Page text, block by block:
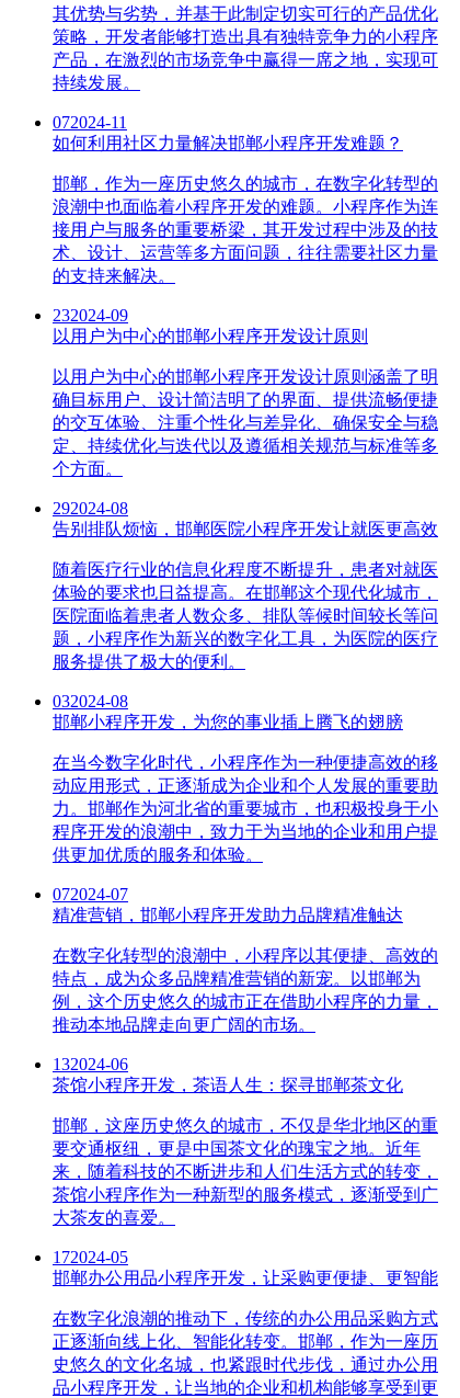
其优势与劣势，并基于此制定切实可行的产品优化
策略，开发者能够打造出具有独特竞争力的小程序
产品，在激烈的市场竞争中赢得一席之地，实现可
持续发展。
072024-11
如何利用社区力量解决邯郸小程序开发难题？
邯郸，作为一座历史悠久的城市，在数字化转型的
浪潮中也面临着小程序开发的难题。小程序作为连
接用户与服务的重要桥梁，其开发过程中涉及的技
术、设计、运营等多方面问题，往往需要社区力量
的支持来解决。
232024-09
以用户为中心的邯郸小程序开发设计原则
以用户为中心的邯郸小程序开发设计原则涵盖了明
确目标用户、设计简洁明了的界面、提供流畅便捷
的交互体验、注重个性化与差异化、确保安全与稳
定、持续优化与迭代以及遵循相关规范与标准等多
个方面。
292024-08
告别排队烦恼，邯郸医院小程序开发让就医更高效
随着医疗行业的信息化程度不断提升，患者对就医
体验的要求也日益提高。在邯郸这个现代化城市，
医院面临着患者人数众多、排队等候时间较长等问
题，小程序作为新兴的数字化工具，为医院的医疗
服务提供了极大的便利。
032024-08
邯郸小程序开发，为您的事业插上腾飞的翅膀
在当今数字化时代，小程序作为一种便捷高效的移
动应用形式，正逐渐成为企业和个人发展的重要助
力。邯郸作为河北省的重要城市，也积极投身于小
程序开发的浪潮中，致力于为当地的企业和用户提
供更加优质的服务和体验。
072024-07
精准营销，邯郸小程序开发助力品牌精准触达
在数字化转型的浪潮中，小程序以其便捷、高效的
特点，成为众多品牌精准营销的新宠。以邯郸为
例，这个历史悠久的城市正在借助小程序的力量，
推动本地品牌走向更广阔的市场。
132024-06
茶馆小程序开发，茶语人生：探寻邯郸茶文化
邯郸，这座历史悠久的城市，不仅是华北地区的重
要交通枢纽，更是中国茶文化的瑰宝之地。近年
来，随着科技的不断进步和人们生活方式的转变，
茶馆小程序作为一种新型的服务模式，逐渐受到广
大茶友的喜爱。
172024-05
邯郸办公用品小程序开发，让采购更便捷、更智能
在数字化浪潮的推动下，传统的办公用品采购方式
正逐渐向线上化、智能化转变。邯郸，作为一座历
史悠久的文化名城，也紧跟时代步伐，通过办公用
品小程序开发，让当地的企业和机构能够享受到更